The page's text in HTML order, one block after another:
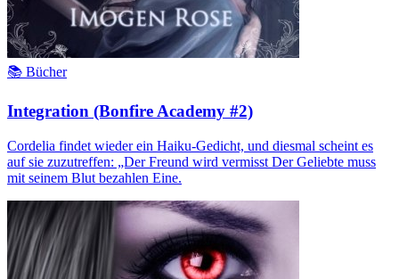
📚 Bücher
Integration (Bonfire Academy #2)
Cordelia findet wieder ein Haiku-Gedicht, und diesmal scheint es
auf sie zuzutreffen: „Der Freund wird vermisst Der Geliebte muss
mit seinem Blut bezahlen Eine.